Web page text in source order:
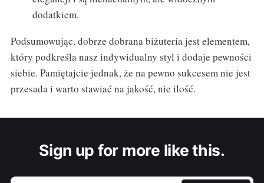
dodatkiem.
Podsumowując, dobrze dobrana biżuteria jest elementem,
który podkreśla nasz indywidualny styl i dodaje pewności
siebie. Pamiętajcie jednak, że na pewno sukcesem nie jest
przesada i warto stawiać na jakość, nie ilość.
Sign up for more like this.